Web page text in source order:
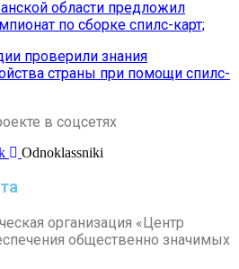
области предложил
по сборке спилс-карт;
проверили знания
страны при помощи спилс-
в соцсетях
Odnoklassniki
организация «Центр
общественно значимых